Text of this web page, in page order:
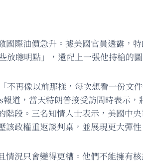
際油價急升。據美國官員透露，
聰明點」，還配上一張他持槍的圖
再像以前那樣，每次想看一份文
道，當天特朗普接受訪問時表示
段。三名知情人士表示，美國中
政權重返談判桌，並展現更大彈性
況只會變得更糟。他們不能擁有